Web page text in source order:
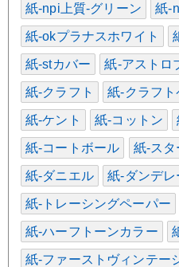
紙-npi上質-グリーン 紙-
紙-okプラナスホワイト
紙-stカバー 紙-アストロ
紙-クラフト 紙-クラフト
紙-ケント 紙-コットン
紙-コートボール 紙-スタ
紙-ダニエル 紙-ダンデレ
紙-トレーシングペーパー
紙-ハーフトーンカラー
紙-ファーストヴィンテー